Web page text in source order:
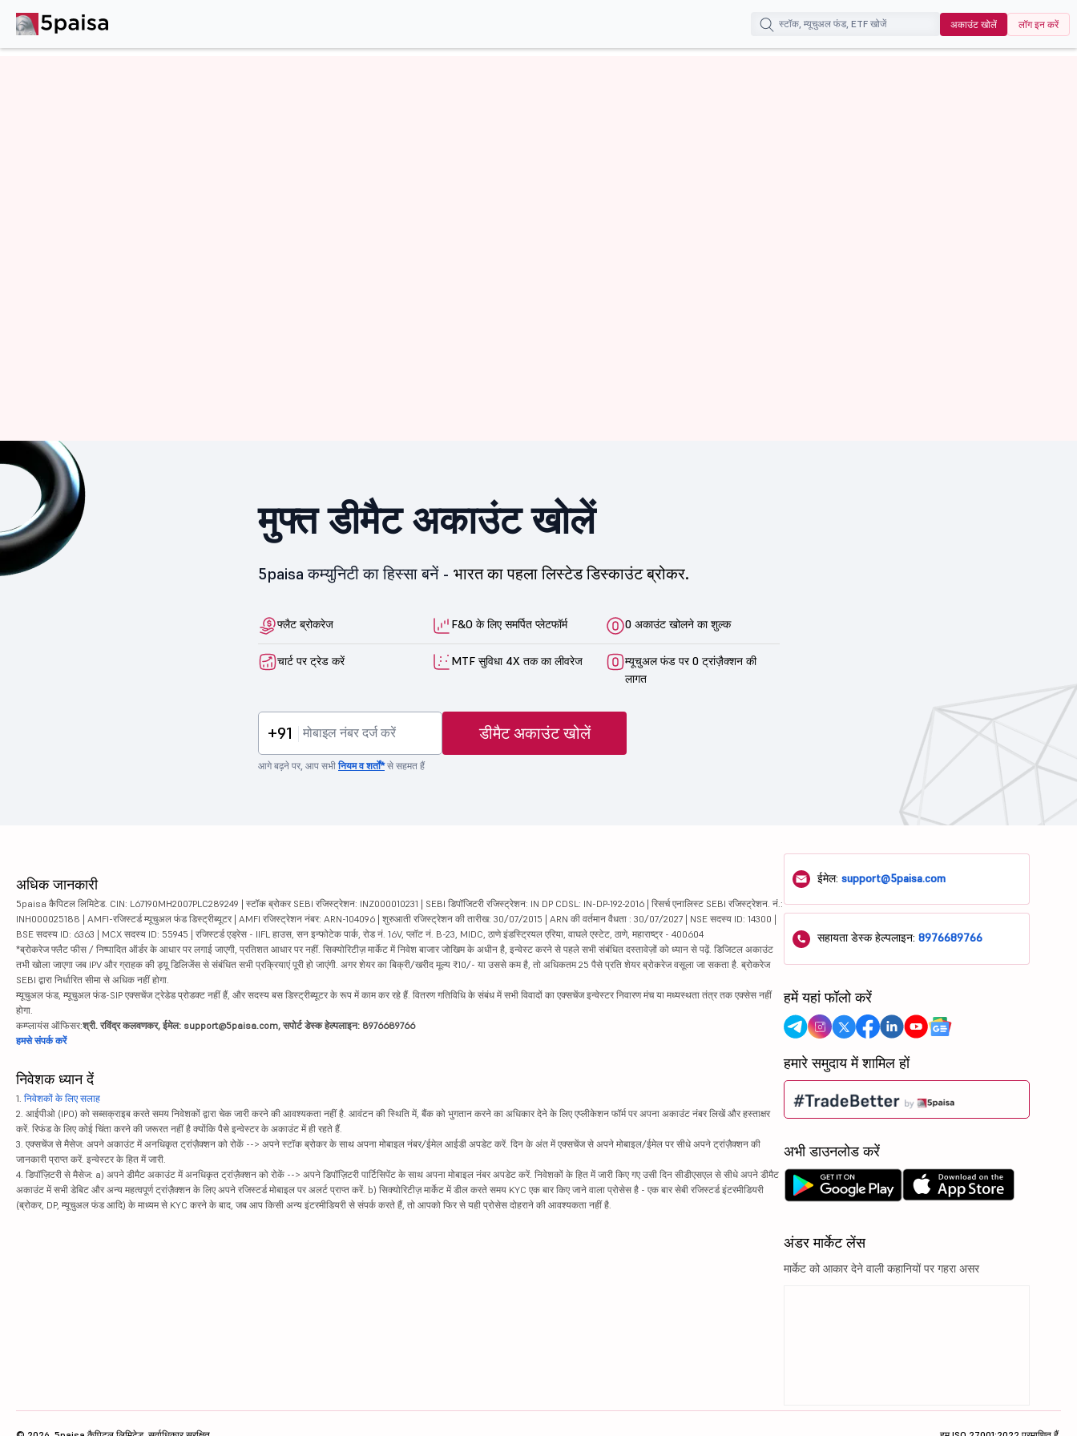
अकाउंट खोलें लॉग इन करें
मुफ्त डीमैट अकाउंट खोलें
5paisa कम्युनिटी का हिस्सा बनें - भारत का पहला लिस्टेड डिस्काउंट ब्रोकर.
फ्लैट ब्रोकरेज F&O के लिए समर्पित प्लेटफॉर्म 0 अकाउंट खोलने का शुल्क
चार्ट पर ट्रेड करें MTF सुविधा 4X तक का लीवरेज
म्यूचुअल फंड पर 0 ट्रांज़ैक्शन की
लागत
+91 डीमैट अकाउंट खोलें
आगे बढ़ने पर, आप सभीनियम व शर्तों*से सहमत हैं
अधिक जानकारी
5paisa कैपिटल लिमिटेड. CIN: L67190MH2007PLC289249 | स्टॉक ब्रोकर SEBI रजिस्ट्रेशन: INZ000010231 | SEBI डिपॉजिटरी रजिस्ट्रेशन: IN DP CDSL: IN-DP-192-2016 | रिसर्च एनालिस्ट SEBI रजिस्ट्रेशन. नं.:
INH000025188 | AMFI-रजिस्टर्ड म्यूचुअल फंड डिस्ट्रीब्यूटर | AMFI रजिस्ट्रेशन नंबर: ARN-104096 | शुरुआती रजिस्ट्रेशन की तारीख: 30/07/2015 | ARN की वर्तमान वैधता : 30/07/2027 | NSE सदस्य ID: 14300 |
BSE सदस्य ID: 6363 | MCX सदस्य ID: 55945 | रजिस्टर्ड एड्रेस - IIFL हाउस, सन इन्फोटेक पार्क, रोड नं. 16V, प्लॉट नं. B-23, MIDC, ठाणे इंडस्ट्रियल एरिया, वाघले एस्टेट, ठाणे, महाराष्ट्र - 400604
*ब्रोकरेज फ्लैट फीस / निष्पादित ऑर्डर के आधार पर लगाई जाएगी, प्रतिशत आधार पर नहीं. सिक्योरिटीज़ मार्केट में निवेश बाजार जोखिम के अधीन है, इन्वेस्ट करने से पहले सभी संबंधित दस्तावेज़ों को ध्यान से पढ़ें. डिजिटल अकाउंट
तभी खोला जाएगा जब IPV और ग्राहक की ड्यू डिलिजेंस से संबंधित सभी प्रक्रियाएं पूरी हो जाएंगी. अगर शेयर का बिक्री/खरीद मूल्य ₹10/- या उससे कम है, तो अधिकतम 25 पैसे प्रति शेयर ब्रोकरेज वसूला जा सकता है. ब्रोकरेज
SEBI द्वारा निर्धारित सीमा से अधिक नहीं होगा.
म्यूचुअल फंड, म्यूचुअल फंड-SIP एक्सचेंज ट्रेडेड प्रोडक्ट नहीं हैं, और सदस्य बस डिस्ट्रीब्यूटर के रूप में काम कर रहे हैं. वितरण गतिविधि के संबंध में सभी विवादों का एक्सचेंज इन्वेस्टर निवारण मंच या मध्यस्थता तंत्र तक एक्सेस नहीं
होगा.
कम्प्लायंस ऑफिसर:श्री. रविंद्र कलवणकर, ईमेल: support@5paisa.com, सपोर्ट डेस्क हेल्पलाइन: 8976689766
हमसे संपर्क करें
निवेशक ध्यान दें
1. निवेशकों के लिए सलाह
2. आईपीओ (IPO) को सब्सक्राइब करते समय निवेशकों द्वारा चेक जारी करने की आवश्यकता नहीं है. आवंटन की स्थिति में, बैंक को भुगतान करने का अधिकार देने के लिए एप्लीकेशन फॉर्म पर अपना अकाउंट नंबर लिखें और हस्ताक्षर
करें. रिफंड के लिए कोई चिंता करने की जरूरत नहीं है क्योंकि पैसे इन्वेस्टर के अकाउंट में ही रहते हैं.
3. एक्सचेंज से मैसेज: अपने अकाउंट में अनधिकृत ट्रांज़ैक्शन को रोकें --> अपने स्टॉक ब्रोकर के साथ अपना मोबाइल नंबर/ईमेल आईडी अपडेट करें. दिन के अंत में एक्सचेंज से अपने मोबाइल/ईमेल पर सीधे अपने ट्रांज़ैक्शन की
जानकारी प्राप्त करें. इन्वेस्टर के हित में जारी.
4. डिपॉज़िटरी से मैसेज: a) अपने डीमैट अकाउंट में अनधिकृत ट्रांज़ैक्शन को रोकें --> अपने डिपॉज़िटरी पार्टिसिपेंट के साथ अपना मोबाइल नंबर अपडेट करें. निवेशकों के हित में जारी किए गए उसी दिन सीडीएसएल से सीधे अपने डीमैट
अकाउंट में सभी डेबिट और अन्य महत्वपूर्ण ट्रांज़ैक्शन के लिए अपने रजिस्टर्ड मोबाइल पर अलर्ट प्राप्त करें. b) सिक्योरिटीज़ मार्केट में डील करते समय KYC एक बार किए जाने वाला प्रोसेस है - एक बार सेबी रजिस्टर्ड इंटरमीडियरी
(ब्रोकर, DP, म्यूचुअल फंड आदि) के माध्यम से KYC करने के बाद, जब आप किसी अन्य इंटरमीडियरी से संपर्क करते हैं, तो आपको फिर से यही प्रोसेस दोहराने की आवश्यकता नहीं है.
ईमेल:support@5paisa.com
सहायता डेस्क हेल्पलाइन:8976689766
हमें यहां फॉलो करें
हमारे समुदाय में शामिल हों
अभी डाउनलोड करें
अंडर मार्केट लेंस
मार्केट को आकार देने वाली कहानियों पर गहरा असर